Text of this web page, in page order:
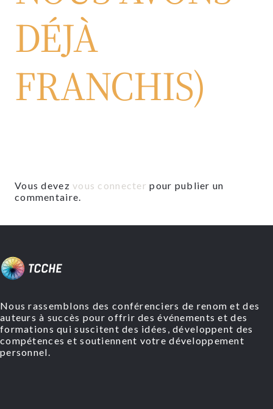
DÉJÀ
FRANCHIS)
Vous devezvous connecter pour publier un
commentaire.
Nous rassemblons des conférenciers de renom et des
auteurs à succès pour offrir des événements et des
formations qui suscitent des idées, développent des
compétences et soutiennent votre développement
personnel.